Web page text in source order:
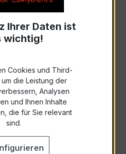
hinzufügen
telefonisch
exportieren
Ihrer Daten ist
wichtig!
Cookies und Third-
die Leistung der
Analysen
und Ihnen Inhalte
die für Sie relevant
sind.